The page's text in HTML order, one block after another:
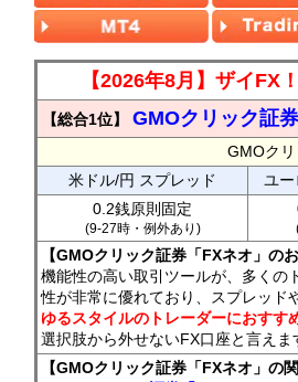
【2026年8月】ザイFX
【総合1位】 GMOクリック証
GMOク
米ドル/円 スプレッド
ユー
0.2銭原則固定
(9-27時・例外あり)
【GMOクリック証券「FXネオ」の
機能性の高い取引ツールが、多くの
性が非常に優れており、スプレッド
ゆるスタイルのトレーダーにおすす
選択肢から外せないFX口座と言えま
【GMOクリック証券「FXネオ」の関